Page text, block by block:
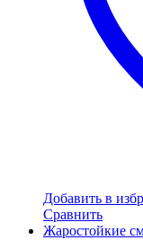
Добавить в
Сравнить
Жаростойкие